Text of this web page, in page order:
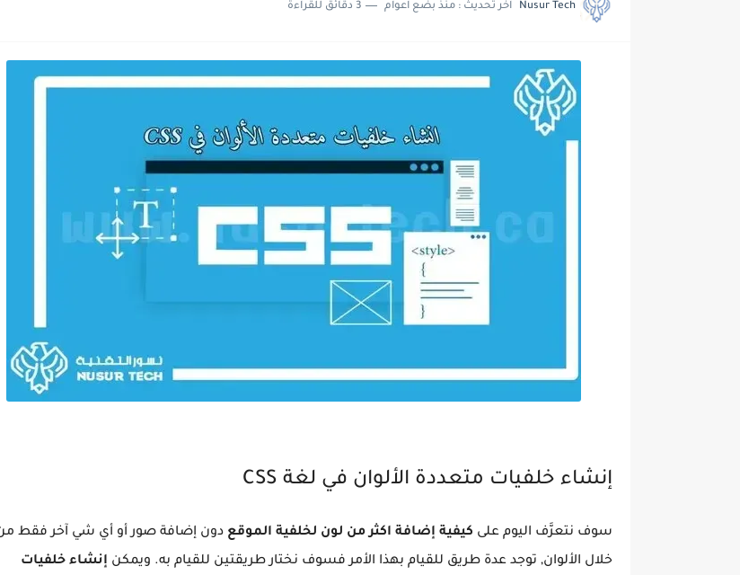
Nusur Tech اخر تحديث : منذ بضع اعوام 3 دقائق للقراءة
إنشاء خلفيات متعددة الألوان في لغة CSS
سوف نتعرَّف اليوم على كيفية إضافة اكثر من لون لخلفية الموقع دون إضافة صور أو أي شي آخر فقط
خلال الألوان, توجد عدة طريق للقيام بهذا الأمر فسوف نختار طريقتين للقيام به. ويمكن إنشاء خلفيات